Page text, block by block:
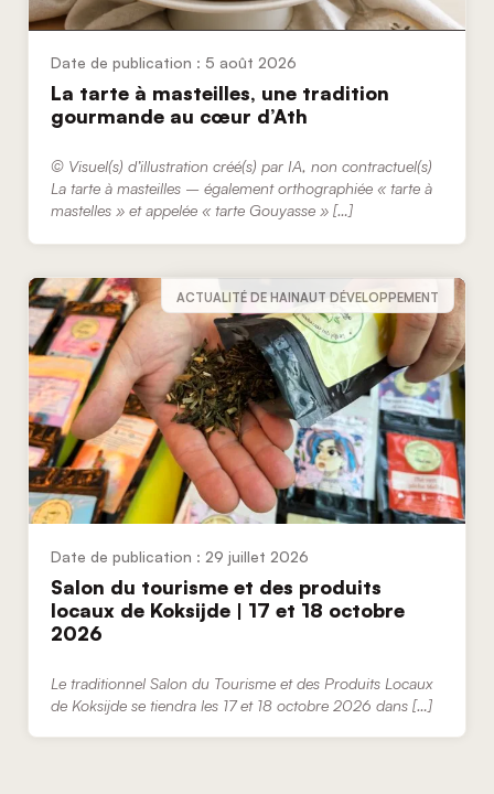
5 août 2026
La tarte à masteilles, une tradition
gourmande au cœur d’Ath
© Visuel(s) d’illustration créé(s) par IA, non contractuel(s)
La tarte à masteilles – également orthographiée « tarte à
mastelles » et appelée « tarte Gouyasse » […]
ACTUALITÉ DE HAINAUT DÉVELOPPEMENT
29 juillet 2026
Salon du tourisme et des produits
locaux de Koksijde | 17 et 18 octobre
2026
Le traditionnel Salon du Tourisme et des Produits Locaux
de Koksijde se tiendra les 17 et 18 octobre 2026 dans […]